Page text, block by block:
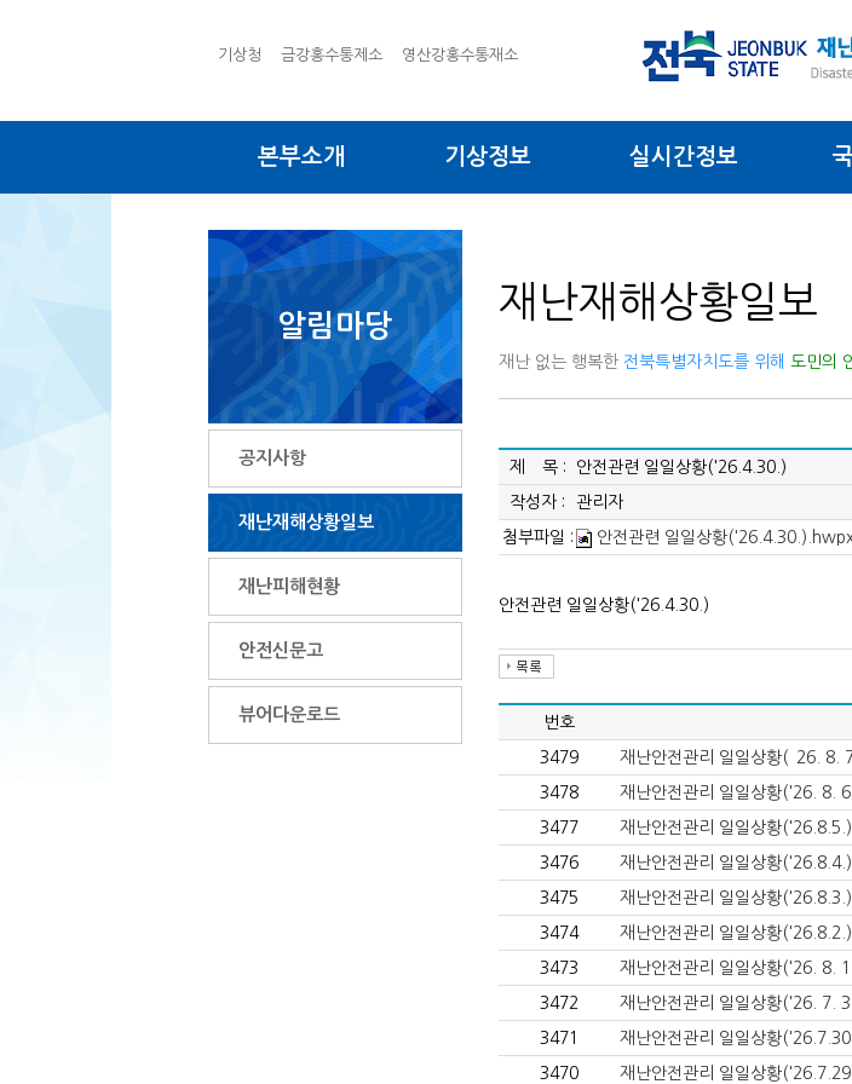
기상청 금강홍수통제소 영산강홍수통재소
본부소개 기상정보 실시간정보
알림마당
공지사항
재난재해상황일보
재난피해현황
안전신문고
뷰어다운로드
재난재해상황일보
재난 없는 행복한 전북특별자치도를 위해 도민의
제 목 : 안전관련 일일상황('26.4.30.)
작성자 : 관리자
첨부파일 : 안전관련 일일상황
안전관련 일일상황('26.4.30.)
번호
3479 재난안전관리 일일상황(`26. 8.
3478 재난안전관리 일일상황('26. 8.
3477 재난안전관리 일일상황('26.8.5.)
3476 재난안전관리 일일상황('26.8.4.)
3475 재난안전관리 일일상황('26.8.3.)
3474 재난안전관리 일일상황('26.8.2.)
3473 재난안전관리 일일상황('26. 8.
3472 재난안전관리 일일상황('26. 7.
3471 재난안전관리 일일상황
3470 재난안전관리 일일상황